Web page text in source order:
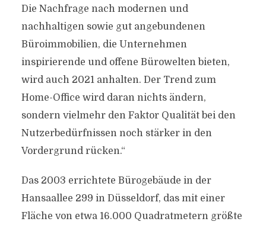
Die Nachfrage nach modernen und
nachhaltigen sowie gut angebundenen
Büroimmobilien, die Unternehmen
inspirierende und offene Bürowelten bieten,
wird auch 2021 anhalten. Der Trend zum
Home-Office wird daran nichts ändern,
sondern vielmehr den Faktor Qualität bei den
Nutzerbedürfnissen noch stärker in den
Vordergrund rücken.“
Das 2003 errichtete Bürogebäude in der
Hansaallee 299 in Düsseldorf, das mit einer
Fläche von etwa 16.000 Quadratmetern größte